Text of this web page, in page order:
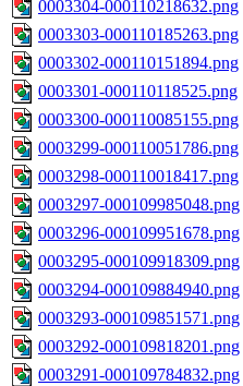
0003304-000110218632.png
0003303-000110185263.png
0003302-000110151894.png
0003301-000110118525.png
0003300-000110085155.png
0003299-000110051786.png
0003298-000110018417.png
0003297-000109985048.png
0003296-000109951678.png
0003295-000109918309.png
0003294-000109884940.png
0003293-000109851571.png
0003292-000109818201.png
0003291-000109784832.png